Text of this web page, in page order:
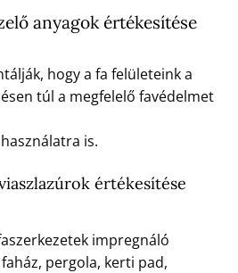
anyagok értékesítése
hogy a fa felületeink a
túl a megfelelő favédelmet
is.
értékesítése
impregnáló
pergola, kerti pad,